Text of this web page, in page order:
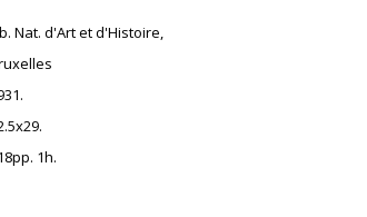
Nat. d'Art et d'Histoire,
1h.